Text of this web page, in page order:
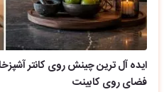
ایده آل ترین چینش روی کانتر
فضای روی کابینت